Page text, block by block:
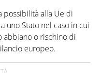
possibilità alla Ue di
uno Stato nel caso in cui
abbiano o rischino di
europeo.